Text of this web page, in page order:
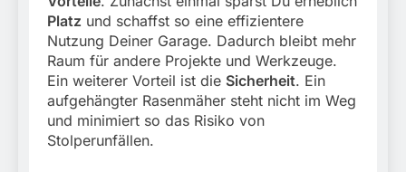
Platz und schaffst so eine effizientere
Nutzung Deiner Garage. Dadurch bleibt mehr
Raum für andere Projekte und Werkzeuge.
Ein weiterer Vorteil ist die Sicherheit. Ein
aufgehängter Rasenmäher steht nicht im Weg
und minimiert so das Risiko von
Stolperunfällen.